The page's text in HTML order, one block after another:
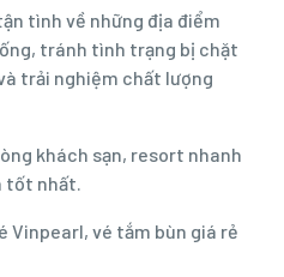
tình về những địa điểm
tránh tình trạng bị chặt
trải nghiệm chất lượng
khách sạn, resort nhanh
tốt nhất.
Vinpearl, vé tắm bùn giá rẻ